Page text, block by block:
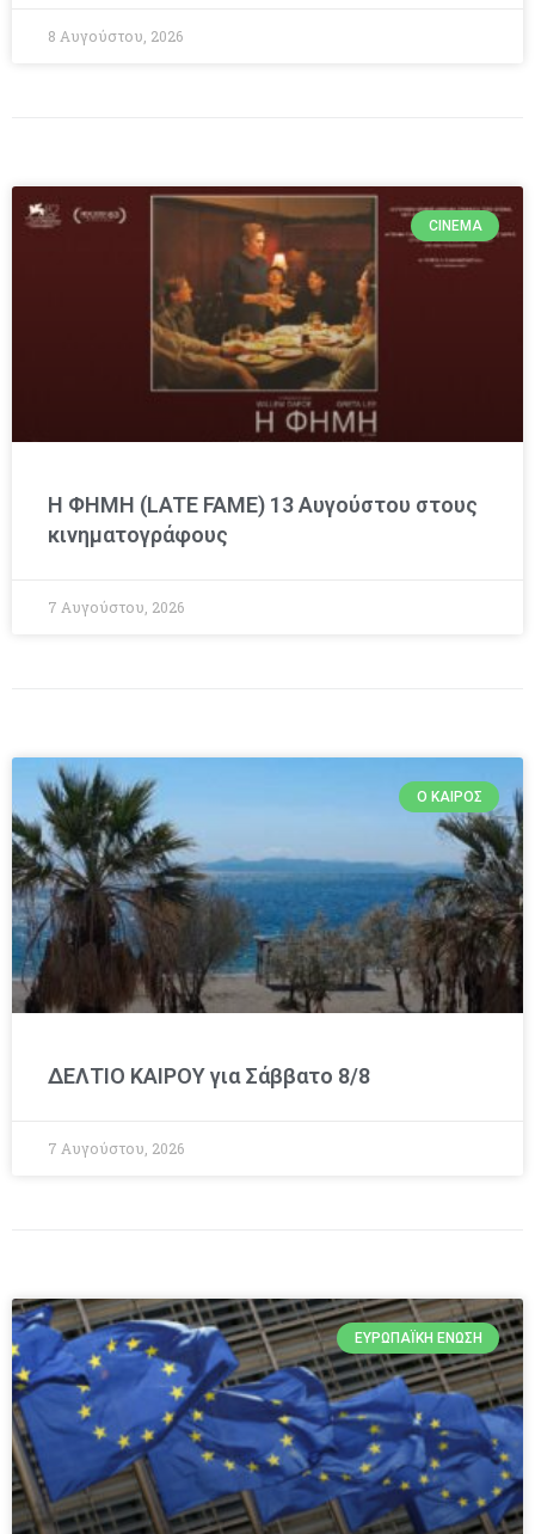
8 Αυγούστου, 2026
CINEMA
Η ΦΗΜΗ (LATE FAME) 13 Αυγούστου στους
κινηματογράφους
7 Αυγούστου, 2026
Ο ΚΑΙΡΌΣ
ΔΕΛΤΙΟ ΚΑΙΡΟΥ για Σάββατο 8/8
7 Αυγούστου, 2026
ΕΥΡΩΠΑΪΚΉ ΈΝΩΣΗ